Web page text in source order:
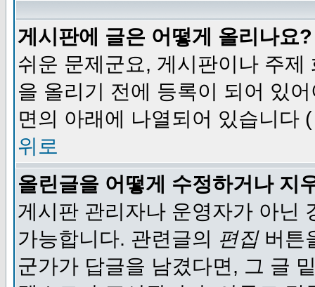
게시판에 글은 어떻게 올리나요?
쉬운 문제군요, 게시판이나 주
을 올리기 전에 등록이 되어 있
면의 아래에 나열되어 있습니다 (
위로
올린글을 어떻게 수정하거나 지
게시판 관리자나 운영자가 아닌
가능합니다. 관련글의 편집버튼
군가가 답글을 남겼다면, 그 글